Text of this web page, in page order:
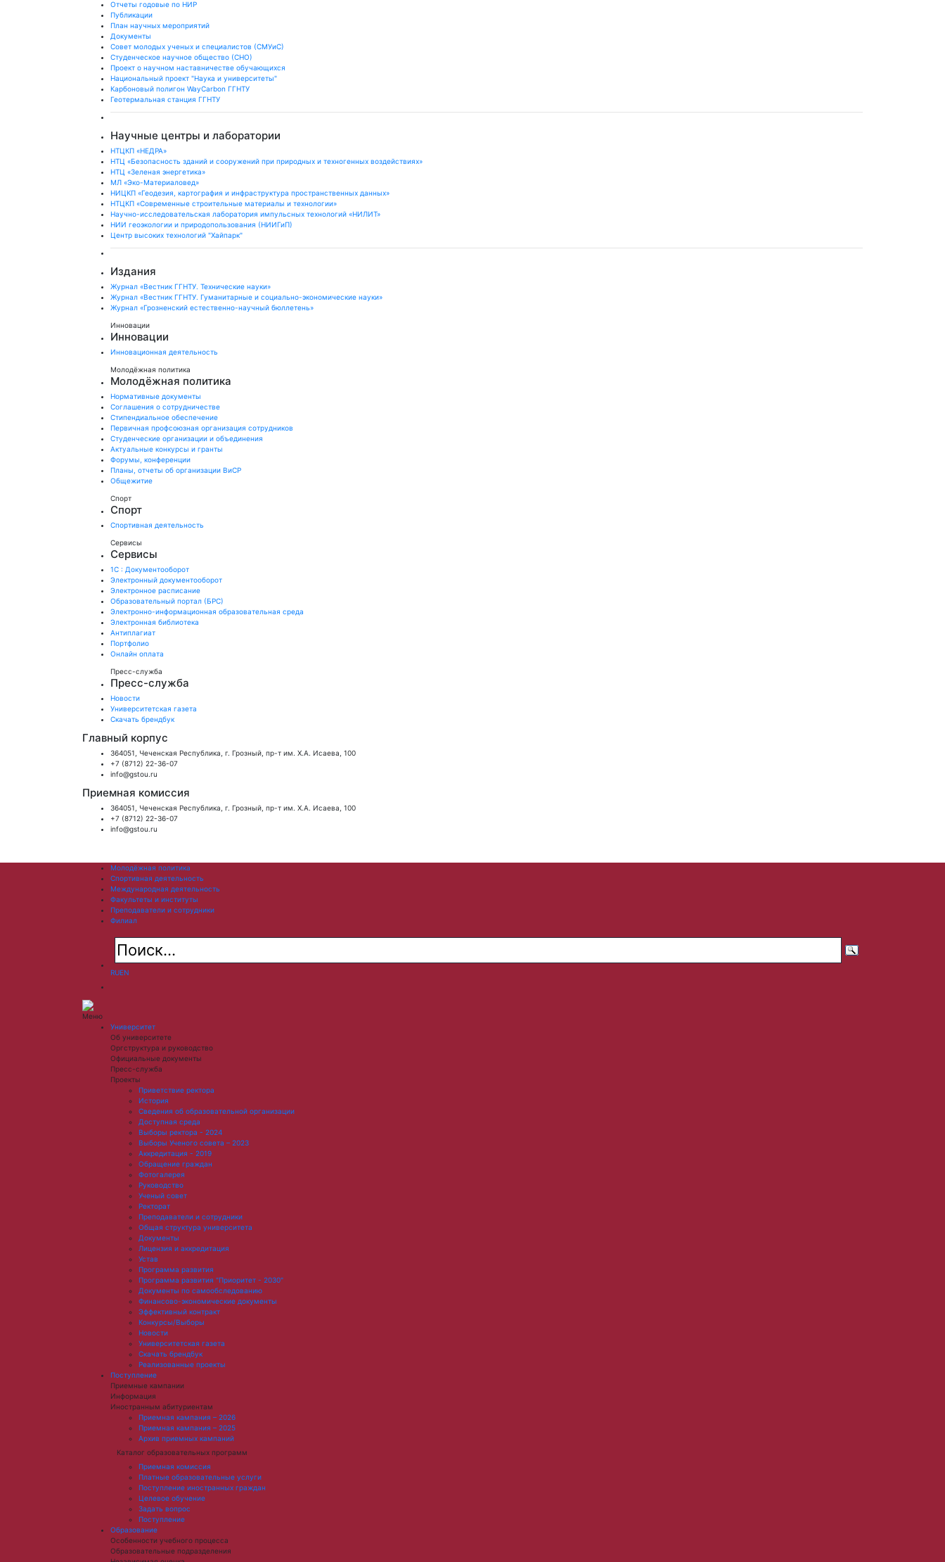
Отчеты годовые по НИР
Публикации
План научныx мероприятий
Документы
Совет молодых ученых и специалистов (СМУиС)
Студенческое научное общество (СНО)
Проект о научном наставничестве обучающихся
Национальный проект "Наука и университеты"
Карбоновый полигон WayCarbon ГГНТУ
Геотермальная станция ГГНТУ
Научные центры и лаборатории
НТЦКП «НЕДРА»
НТЦ «Безопасность зданий и сооружений при природных и техногенных воздействиях»
НТЦ «Зеленая энергетика»
МЛ «Эко-Материаловед»
НИЦКП «Геодезия, картография и инфраструктура пространственных данных»
НТЦКП «Современные строительные материалы и технологии»
Научно-исследовательская лаборатория импульсных технологий «НИЛИТ»
НИИ геоэкологии и природопользования (НИИГиП)
Центр высоких технологий "Хайпарк"
Издания
Журнал «Вестник ГГНТУ. Технические науки»
Журнал «Вестник ГГНТУ. Гуманитарные и социально-экономические науки»
Журнал «Грозненский естественно-научный бюллетень»
Инновации
Инновации
Инновационная деятельность
Молодёжная политика
Молодёжная политика
Нормативные документы
Соглашения о сотрудничестве
Стипендиальное обеспечение
Первичная профсоюзная организация сотрудников
Студенческие организации и объединения
Актуальные конкурсы и гранты
Форумы, конференции
Планы, отчеты об организации ВиСР
Общежитие
Спорт
Спорт
Спортивная деятельность
Сервисы
Сервисы
1С : Документооборот
Электронный документооборот
Электронное расписание
Образовательный портал (БРС)
Электронно-информационная образовательная среда
Электронная библиотека
Антиплагиат
Портфолио
Онлайн оплата
Пресс-служба
Пресс-служба
Новости
Университетская газета
Скачать брендбук
Главный корпус
364051, Чеченская Республика, г. Грозный, пр-т им. Х.А. Исаева, 100
+7 (8712) 22-36-07
info@gstou.ru
Приемная комиссия
364051, Чеченская Республика, г. Грозный, пр-т им. Х.А. Исаева, 100
+7 (8712) 22-36-07
info@gstou.ru
Молодёжная политика
Спортивная деятельность
Международная деятельность
Факультеты и институты
Преподаватели и сотрудники
Филиал
RUEN
Меню
Университет
Об университете
Оргструктура и руководство
Официальные документы
Пресс-служба
Проекты
Приветствие ректора
История
Сведения об образовательной организации
Доступная среда
Выборы ректора - 2024
Выборы Ученого совета – 2023
Аккредитация - 2019
Обращение граждан
Фотогалерея
Руководство
Ученый совет
Ректорат
Преподаватели и сотрудники
Общая структура университета
Документы
Лицензия и аккредитация
Устав
Программа развития
Программа развития "Приоритет - 2030"
Документы по самообследованию
Финансово-экономические документы
Эффективный контракт
Конкурсы/Выборы
Новости
Университетская газета
Скачать брендбук
Реализованные проекты
Поступление
Приемные кампании
Информация
Иностранным абитуриентам
Приемная кампания – 2026
Приемная кампания – 2025
Архив приемных кампаний
Каталог образовательных программ
Приемная комиссия
Платные образовательные услуги
Поступление иностранных граждан
Целевое обучение
Задать вопрос
Поступление
Образование
Особенности учебного процесса
Образовательные подразделения